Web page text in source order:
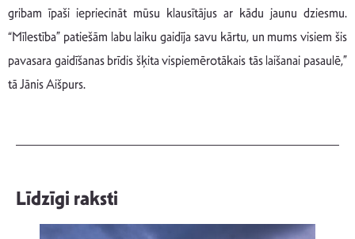
gribam īpaši iepriecināt mūsu klausītājus ar kādu jaunu dziesmu.
“Mīlestība” patiešām labu laiku gaidīja savu kārtu, un mums visiem šis
pavasara gaidīšanas brīdis šķita vispiemērotākais tās laišanai pasaulē,”
tā Jānis Aišpurs.
Līdzīgi raksti